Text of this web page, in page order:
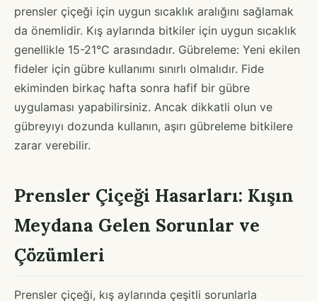
prensler çiçeği için uygun sıcaklık aralığını sağlamak
da önemlidir. Kış aylarında bitkiler için uygun sıcaklık
genellikle 15-21°C arasındadır. Gübreleme: Yeni ekilen
fideler için gübre kullanımı sınırlı olmalıdır. Fide
ekiminden birkaç hafta sonra hafif bir gübre
uygulaması yapabilirsiniz. Ancak dikkatli olun ve
gübreyıyı dozunda kullanın, aşırı gübreleme bitkilere
zarar verebilir.
Prensler Çiçeği Hasarları: Kışın
Meydana Gelen Sorunlar ve
Çözümleri
Prensler çiçeği, kış aylarında çeşitli sorunlarla